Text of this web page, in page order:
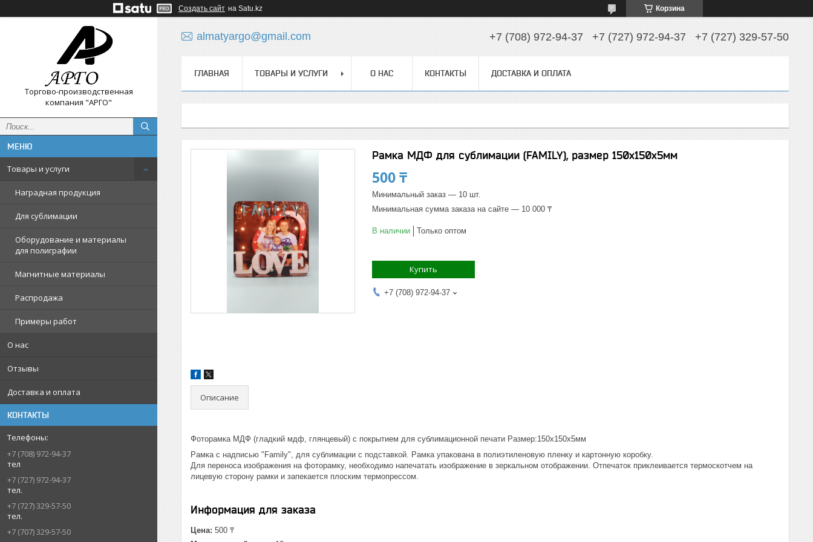
Создать сайт на Satu.kz Корзина
Торгово-производственная
компания "АРГО"
Товары и услуги
Наградная продукция
Для сублимации
Оборудование и материалы
для полиграфии
Магнитные материалы
Распродажа
Примеры работ
О нас
Отзывы
Доставка и оплата
КОНТАКТЫ
+7 (708) 972-94-37
тел
+7 (727) 972-94-37
тел.
+7 (727) 329-57-50
тел.
+7 (707) 329-57-50
almatyargo@gmail.com +7 (708) 972-94-37 +7 (727) 972-94-37 +7 (727) 329-57-50
ГЛАВНАЯ ТОВАРЫ И УСЛУГИ О НАС КОНТАКТЫ ДОСТАВКА И ОПЛАТА
Рамка МДФ для сублимации (FAMILY), размер 150х150х5мм
500 ₸
Минимальный заказ — 10 шт.
Минимальная сумма заказа на сайте — 10 000 ₸
В наличии Только оптом
Купить
+7 (708) 972-94-37
Описание
Фоторамка МДФ (гладкий мдф, глянцевый) с покрытием для сублимационной печати Размер:150х150х5мм
Рамка с надписью "Family", для сублимации с подставкой. Рамка упакована в полиэтиленовую пленку и картонную коробку.
Для переноса изображения на фоторамку, необходимо напечатать изображение в зеркальном отображении. Отпечаток приклеивается термоскотчем на
лицевую сторону рамки и запекается плоским термопрессом.
Информация для заказа
Цена: 500 ₸